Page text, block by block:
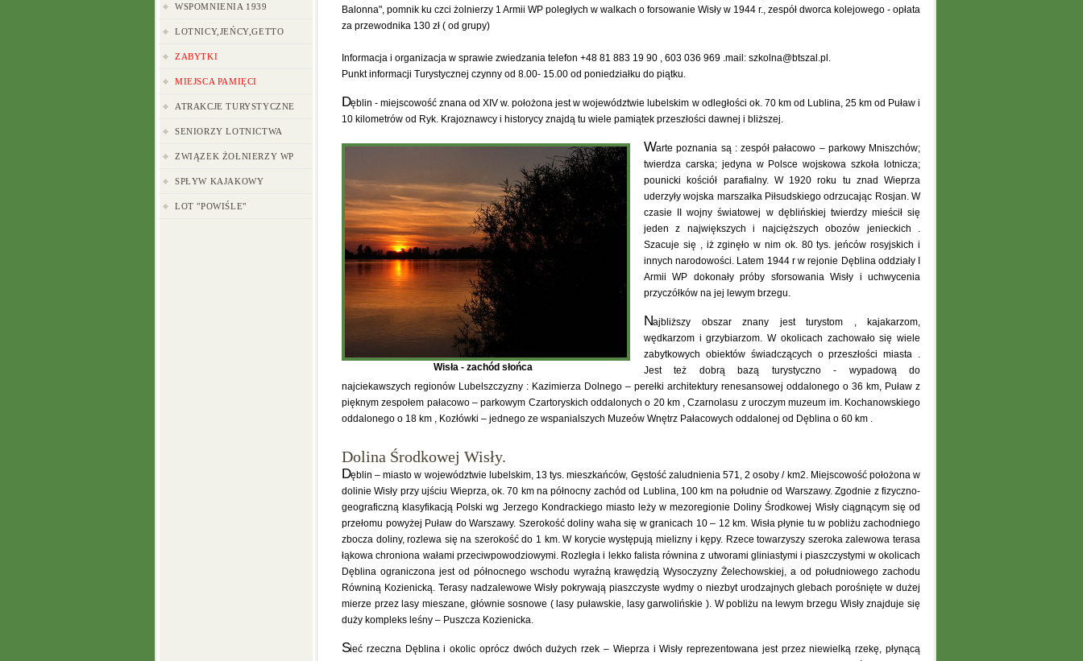
WSPOMNIENIA 1939
LOTNICY,JEŃCY,GETTO
ZABYTKI
MIEJSCA PAMIĘCI
ATRAKCJE TURYSTYCZNE
SENIORZY LOTNICTWA
ZWIĄZEK ŻOŁNIERZY WP
SPŁYW KAJAKOWY
LOT "POWIŚLE"
Balonna", pomnik ku czci żolnierzy 1 Armii WP poległych w walkach o forsowanie Wisły w 1944 r., zespół dworca kolejowego - opłata
za przewodnika 130 zł ( od grupy)
Informacja i organizacja w sprawie zwiedzania telefon +48 81 883 19 90 , 603 036 969 .mail: szkolna@btszal.pl.
Punkt informacji Turystycznej czynny od 8.00- 15.00 od poniedziałku do piątku.
Dęblin - miejscowość znana od XIV w. położona jest w województwie lubelskim w odległości ok. 70 km od Lublina, 25 km od Puław i
10 kilometrów od Ryk. Krajoznawcy i historycy znajdą tu wiele pamiątek przeszłości dawnej i bliższej.
Wisła - zachód słońca
Warte poznania są : zespół pałacowo – parkowy Mniszchów;
twierdza carska; jedyna w Polsce wojskowa szkoła lotnicza;
pounicki kościół parafialny. W 1920 roku tu znad Wieprza
uderzyły wojska marszałka Piłsudskiego odrzucając Rosjan. W
czasie II wojny światowej w dęblińskiej twierdzy mieścił się
jeden z największych i najcięższych obozów jenieckich .
Szacuje się , iż zginęło w nim ok. 80 tys. jeńców rosyjskich i
innych narodowości. Latem 1944 r w rejonie Dęblina oddziały I
Armii WP dokonały próby sforsowania Wisły i uchwycenia
przyczółków na jej lewym brzegu.
Najbliższy obszar znany jest turystom , kajakarzom,
wędkarzom i grzybiarzom. W okolicach zachowało się wiele
zabytkowych obiektów świadczących o przeszłości miasta .
Jest też dobrą bazą turystyczno - wypadową do
najciekawszych regionów Lubelszczyzny : Kazimierza Dolnego – perełki architektury renesansowej oddalonego o 36 km, Puław z
pięknym zespołem pałacowo – parkowym Czartoryskich oddalonych o 20 km , Czarnolasu z uroczym muzeum im. Kochanowskiego
oddalonego o 18 km , Kozłówki – jednego ze wspanialszych Muzeów Wnętrz Pałacowych oddalonej od Dęblina o 60 km .
Dolina Środkowej Wisły.
Dęblin – miasto w województwie lubelskim, 13 tys. mieszkańców, Gęstość zaludnienia 571, 2 osoby / km2. Miejscowość położona w
dolinie Wisły przy ujściu Wieprza, ok. 70 km na północny zachód od Lublina, 100 km na południe od Warszawy. Zgodnie z fizyczno-
geograficzną klasyfikacją Polski wg Jerzego Kondrackiego miasto leży w mezoregionie Doliny Środkowej Wisły ciągnącym się od
przełomu powyżej Puław do Warszawy. Szerokość doliny waha się w granicach 10 – 12 km. Wisła płynie tu w pobliżu zachodniego
zbocza doliny, rozlewa się na szerokość do 1 km. W korycie występują mielizny i kępy. Rzece towarzyszy szeroka zalewowa terasa
łąkowa chroniona wałami przeciwpowodziowymi. Rozległa i lekko falista równina z utworami gliniastymi i piaszczystymi w okolicach
Dęblina ograniczona jest od północnego wschodu wyraźną krawędzią Wysoczyzny Żelechowskiej, a od południowego zachodu
Równiną Kozienicką. Terasy nadzalewowe Wisły pokrywają piaszczyste wydmy o niezbyt urodzajnych glebach porośnięte w dużej
mierze przez lasy mieszane, głównie sosnowe ( lasy puławskie, lasy garwolińskie ). W pobliżu na lewym brzegu Wisły znajduje się
duży kompleks leśny – Puszcza Kozienicka.
Sieć rzeczna Dęblina i okolic oprócz dwóch dużych rzek – Wieprza i Wisły reprezentowana jest przez niewielką rzekę, płynącą